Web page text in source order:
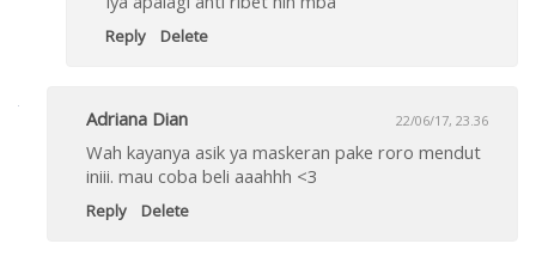
Reply Delete
Adriana Dian 22/06/17, 23.36
Wah kayanya asik ya maskeran pake roro mendut
iniii. mau coba beli aaahhh <3
Reply Delete